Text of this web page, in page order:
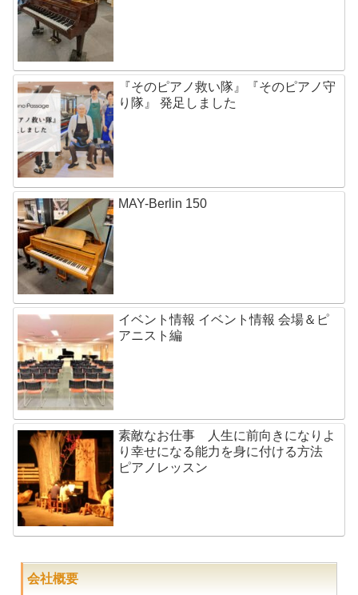
『そのピアノ救い隊』『そのピアノ守
り隊』 発足しました
MAY-Berlin 150
イベント情報 イベント情報 会場＆ピ
アニスト編
素敵なお仕事 人生に前向きになりよ
り幸せになる能力を身に付ける方法
ピアノレッスン
会社概要